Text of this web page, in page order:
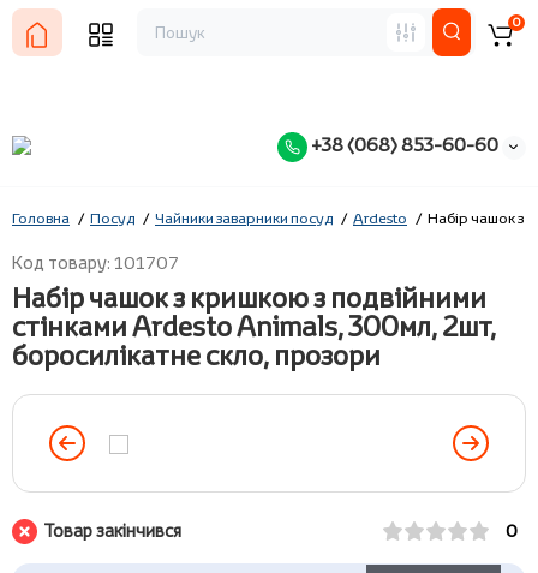
+38 (068) 853-60-60
0
Головна Посуд Чайники заварники посуд Ardesto Набір чашок з
Код товару: 101707
Набір чашок з кришкою з подвійними
стінками Ardesto Animals, 300мл, 2шт,
боросилікатне скло, прозори
Товар закінчився 0